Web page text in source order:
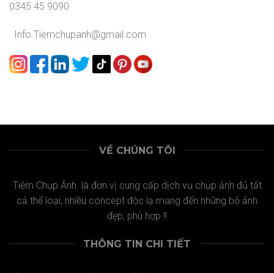
0345 45 9090
Info.Tiemchupanh@gmail.com
VỀ CHÚNG TÔI
Tiệm Chụp Ảnh là đơn vị cung cấp dịch vụ chụp ảnh đủ tất
cả thể loại, nhiều concept độc lạ mang đến những bộ ảnh
đẹp, phù hợp !!
THÔNG TIN CHI TIẾT